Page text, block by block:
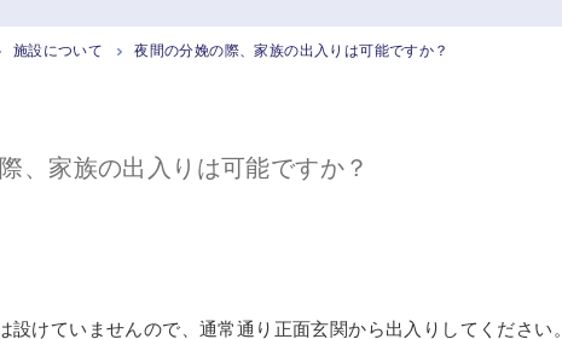
施設について 夜間の分娩の際、家族の出入りは可能ですか？
、家族の出入りは可能ですか？
設けていませんので、通常通り正面玄関から出入りしてください